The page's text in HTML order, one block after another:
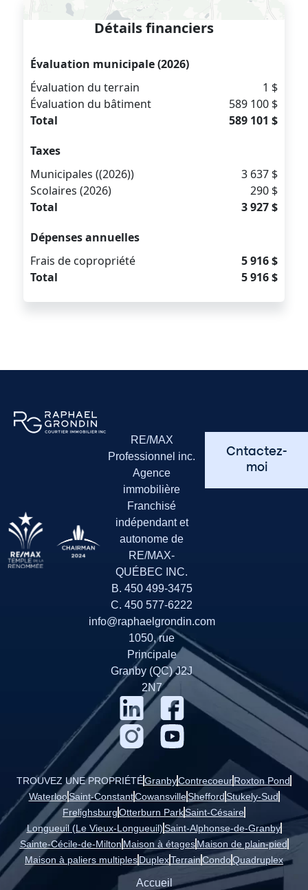
Détails financiers
Évaluation municipale (2026)
Évaluation du terrain
1 $
Évaluation du bâtiment
589 100 $
Total
589 101 $
Taxes
Municipales ((2026))
3 637 $
Scolaires (2026)
290 $
Total
3 927 $
Dépenses annuelles
Frais de copropriété
5 916 $
Total
5 916 $
RE/MAX
Professionnel inc.
Agence
immobilière
Franchisé
indépendant et
autonome de
RE/MAX-
QUÉBEC INC.
B. 450 499-3475
C. 450 577-6222
info@raphaelgrondin.com
1050, rue
Principale
Granby (QC) J2J
2N7
Cntactez-
moi
TROUVEZ UNE PROPRIÉTÉGranbyContrecoeurRoxton Pond
WaterlooSaint-ConstantCowansvilleSheffordStukely-Sud
FrelighsburgOtterburn ParkSaint-Césaire
Longueuil (Le Vieux-Longueuil)Saint-Alphonse-de-Granby
Sainte-Cécile-de-Milton Maison à étages Maison de plain-pied
Maison à paliers multiplesDuplexTerrainCondoQuadruplex
Accueil